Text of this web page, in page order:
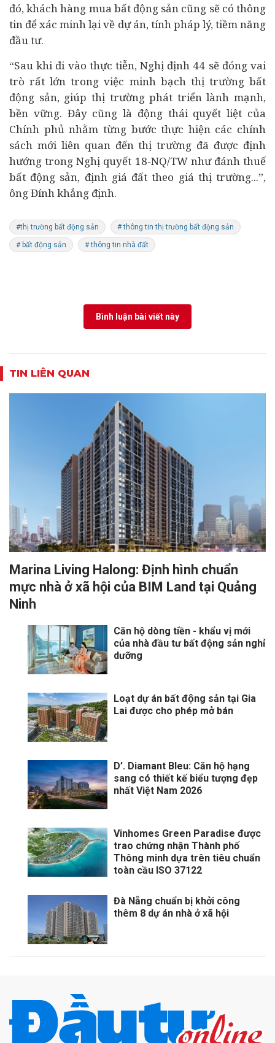
đó, khách hàng mua bất động sản cũng sẽ có thông
tin để xác minh lại về dự án, tính pháp lý, tiềm năng
đầu tư.
“Sau khi đi vào thực tiễn, Nghị định 44 sẽ đóng vai
trò rất lớn trong việc minh bạch thị trường bất
động sản, giúp thị trường phát triển lành mạnh,
bền vững. Đây cũng là động thái quyết liệt của
Chính phủ nhằm từng bước thực hiện các chính
sách mới liên quan đến thị trường đã được định
hướng trong Nghị quyết 18-NQ/TW như đánh thuế
bất động sản, định giá đất theo giá thị trường...”,
ông Đính khẳng định.
#thị trường bất động sản # thông tin thị trường bất động sản
# bất động sản # thông tin nhà đất
Bình luận bài viết này
TIN LIÊN QUAN
Marina Living Halong: Định hình chuẩn
mực nhà ở xã hội của BIM Land tại Quảng
Ninh
Căn hộ dòng tiền - khẩu vị mới
của nhà đầu tư bất động sản nghỉ
dưỡng
Loạt dự án bất động sản tại Gia
Lai được cho phép mở bán
D’. Diamant Bleu: Căn hộ hạng
sang có thiết kế biểu tượng đẹp
nhất Việt Nam 2026
Vinhomes Green Paradise được
trao chứng nhận Thành phố
Thông minh dựa trên tiêu chuẩn
toàn cầu ISO 37122
Đà Nẵng chuẩn bị khởi công
thêm 8 dự án nhà ở xã hội